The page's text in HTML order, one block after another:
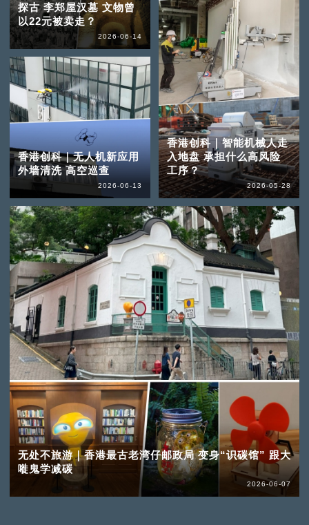
探古 李郑屋汉墓 文物曾
以22元被卖走？
2026-06-14
香港创科｜无人机新应用
外墙清洗 高空巡查
2026-06-13
无处不旅游｜香港最古老湾仔邮政局 变身“识碳馆” 跟大
嘥鬼学减碳
2026-06-07
香港创科｜智能机械人走
入地盘 承担什么高风险
工序？
2026-05-28